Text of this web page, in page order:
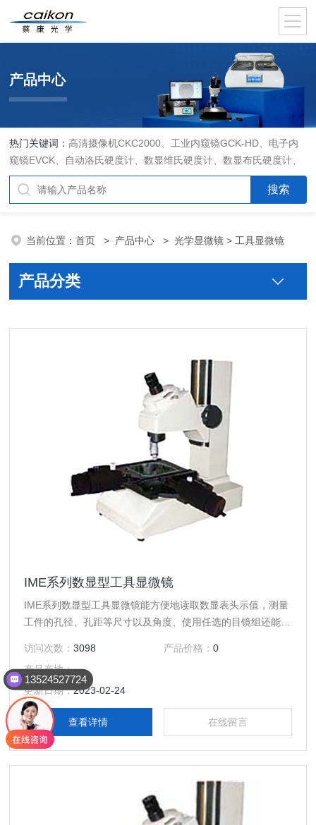
产品中心
热门关键词： 高清摄像机CKC2000、工业内窥镜GCK-HD、电子内
窥镜EVCK、自动洛氏硬度计、数显维氏硬度计、数显布氏硬度计、
数显维氏硬度计、液晶自动淬火试验机CK-IV-2、倒置金相显微镜
DMM-480C、透反射偏光显微镜XPF-550C、倒置生物显微镜XDS-
1、自动金相磨抛机YMPZ-2、金相磨平机MPJ-25
当前位置：首页 > 产品中心 >光学显微镜 > 工具显微镜
产品分类
IME系列数显型工具显微镜
IME系列数显型工具显微镜能方便地读取数显表头示值，测量
工件的孔径、孔距等尺寸以及角度、使用任选的目镜组还能检
加工现场受到限制的场所。
访问次数：3098 产品价格： 0
产品产地：
更新日期：2023-02-24
查看详情 在线留言
13524527724